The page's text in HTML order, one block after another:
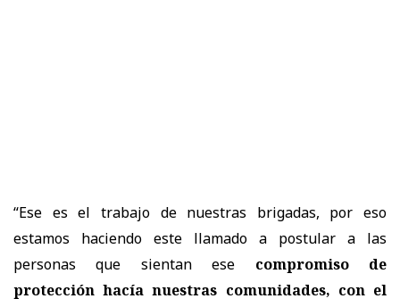
“Ese es el trabajo de nuestras brigadas, por eso
estamos haciendo este llamado a postular a las
personas que sientan ese compromiso de
protección hacía nuestras comunidades, con el